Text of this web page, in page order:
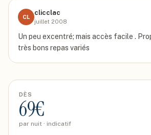
CL
clicclac
juillet 2008
Un peu excentré; mais accès facile .
très bons repas variés
DÈS
69€
par nuit · indicatif